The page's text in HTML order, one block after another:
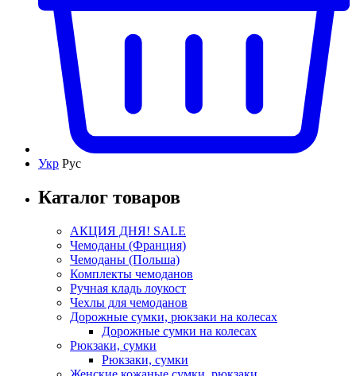
Укр Рус
Каталог товаров
АКЦИЯ ДНЯ! SALE
Чемоданы (Франция)
Чемоданы (Польша)
Комплекты чемоданов
Ручная кладь лоукост
Чехлы для чемоданов
Дорожные сумки, рюкзаки на колесах
Дорожные сумки на колесах
Рюкзаки, сумки
Рюкзаки, сумки